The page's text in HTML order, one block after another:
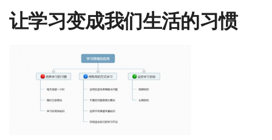
让学习变成我们生活的习惯